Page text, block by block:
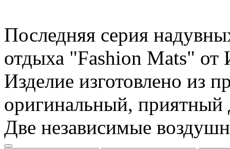
Последняя серия
отдыха "Fashion Mats"
Изделие изготовлено из
оригинальный, приятный
Две независимые